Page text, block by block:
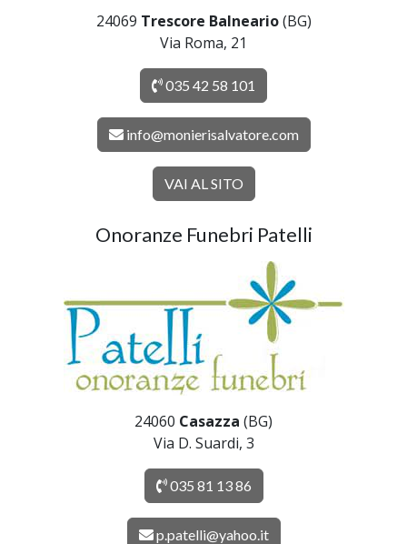
24069 Trescore Balneario(BG)
Via Roma, 21
035 42 58 101
info@monierisalvatore.com
VAI AL SITO
Onoranze Funebri Patelli
24060 Casazza (BG)
Via D. Suardi, 3
035 81 13 86
p.patelli@yahoo.it